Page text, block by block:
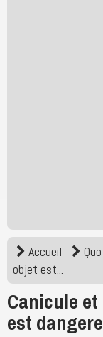
Accueil
objet est...
Canicule
est